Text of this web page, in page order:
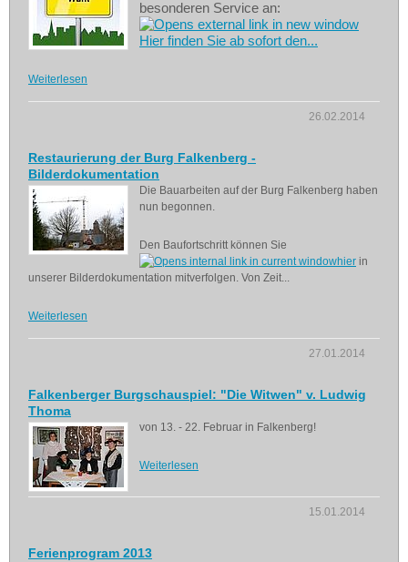
besonderen Service an:
Hier finden Sie ab sofort den...
Weiterlesen
26.02.2014
Restaurierung der Burg Falkenberg -
Bilderdokumentation
Die Bauarbeiten auf der Burg Falkenberg haben
nun begonnen.
Den Baufortschritt können Sie
hier in
unserer Bilderdokumentation mitverfolgen. Von Zeit...
Weiterlesen
27.01.2014
Falkenberger Burgschauspiel: "Die Witwen" v. Ludwig
Thoma
von 13. - 22. Februar in Falkenberg!
Weiterlesen
15.01.2014
Ferienprogram 2013